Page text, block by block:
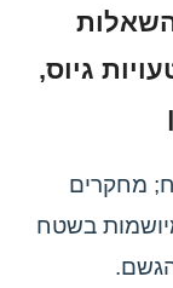
גיוס,
מחקרים
בשטח